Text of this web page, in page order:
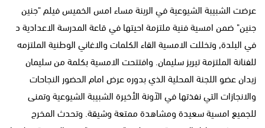
عرضت الشبيبة الشيوعية في الرينة مساء امس الخميس فيلم "جنين
جنين" ضمن امسية فنية ملتزمة احيتها في قاعة المدرسة الاعدادية د
في البلدة, وتخللت الامسية القاء الكلمات والاغاني الوطنية الملتزمه
للفنانة الملتزمة تيريز سليمان. وافتتحت الامسية بكلمة من سليمان
زيدان عضو اللجنة المحلية الذي بدوره عرض امام الحضور النجاحات
والانجازات التي نفذتها في الآونة الأخيرة الشبيبة الشيوعية وتمنى
للجميع امسية سعيدة ومشاهدة ممتعة وشيقة. وتحدث المخرج